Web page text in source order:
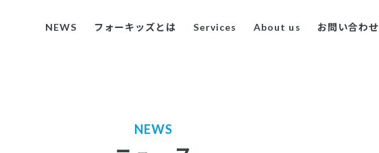
NEWS フォーキッズとは Services About us お問い合わせ
NEWS